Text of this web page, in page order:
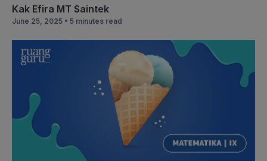
Kak Efira MT Saintek
June 25, 2025 • 5 minutes read